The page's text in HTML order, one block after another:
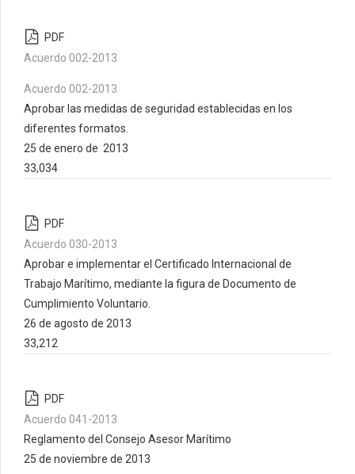
PDF
Acuerdo 002-2013
Acuerdo 002-2013
Aprobar las medidas de seguridad establecidas en los
diferentes formatos.
25 de enero de 2013
33,034
PDF
Acuerdo 030-2013
Aprobar e implementar el Certificado Internacional de
Trabajo Marítimo, mediante la figura de Documento de
Cumplimiento Voluntario.
26 de agosto de 2013
33,212
PDF
Acuerdo 041-2013
Reglamento del Consejo Asesor Marítimo
25 de noviembre de 2013